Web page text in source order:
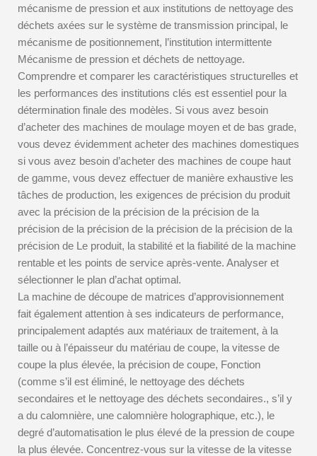
mécanisme de pression et aux institutions de nettoyage des
déchets axées sur le système de transmission principal, le
mécanisme de positionnement, l’institution intermittente
Mécanisme de pression et déchets de nettoyage.
Comprendre et comparer les caractéristiques structurelles et
les performances des institutions clés est essentiel pour la
détermination finale des modèles. Si vous avez besoin
d’acheter des machines de moulage moyen et de bas grade,
vous devez évidemment acheter des machines domestiques
si vous avez besoin d’acheter des machines de coupe haut
de gamme, vous devez effectuer de manière exhaustive les
tâches de production, les exigences de précision du produit
avec la précision de la précision de la précision de la
précision de la précision de la précision de la précision de la
précision de Le produit, la stabilité et la fiabilité de la machine
rentable et les points de service après-vente. Analyser et
sélectionner le plan d’achat optimal.
La machine de découpe de matrices d’approvisionnement
fait également attention à ses indicateurs de performance,
principalement adaptés aux matériaux de traitement, à la
taille ou à l’épaisseur du matériau de coupe, la vitesse de
coupe la plus élevée, la précision de coupe, Fonction
(comme s’il est éliminé, le nettoyage des déchets
secondaires et le nettoyage des déchets secondaires., s’il y
a du calomnière, une calomnière holographique, etc.), le
degré d’automatisation le plus élevé de la pression de coupe
la plus élevée. Concentrez-vous sur la vitesse de la vitesse